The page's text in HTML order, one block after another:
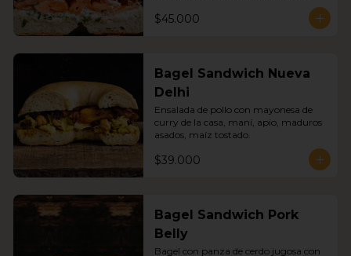
$45.000
Bagel Sandwich Nueva
Delhi
Ensalada de pollo con mayonesa de
curry de la casa, maní, apio, maduros
asados, maíz tostado.
$39.000
Bagel Sandwich Pork
Belly
Bagel con panza de cerdo jugosa con